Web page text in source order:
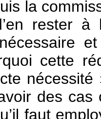
la
rester
cette
des
faut